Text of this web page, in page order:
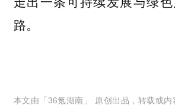
路。
本文由「36氪湖南 」 原创出品，转载或